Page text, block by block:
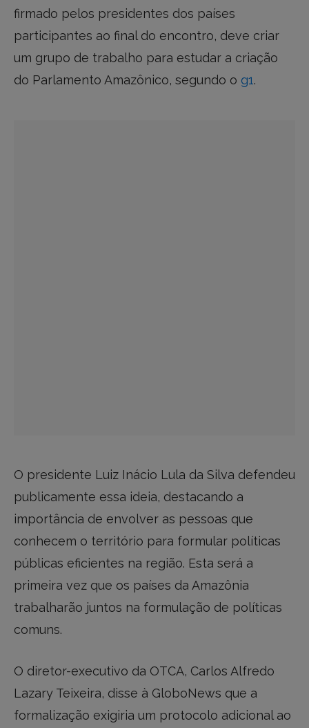
firmado pelos presidentes dos países
participantes ao final do encontro, deve criar
um grupo de trabalho para estudar a criação
do Parlamento Amazônico, segundo o g1.
O presidente Luiz Inácio Lula da Silva defendeu
publicamente essa ideia, destacando a
importância de envolver as pessoas que
conhecem o território para formular políticas
públicas eficientes na região. Esta será a
primeira vez que os países da Amazônia
trabalharão juntos na formulação de políticas
comuns.
O diretor-executivo da OTCA, Carlos Alfredo
Lazary Teixeira, disse à GloboNews que a
formalização exigiria um protocolo adicional ao